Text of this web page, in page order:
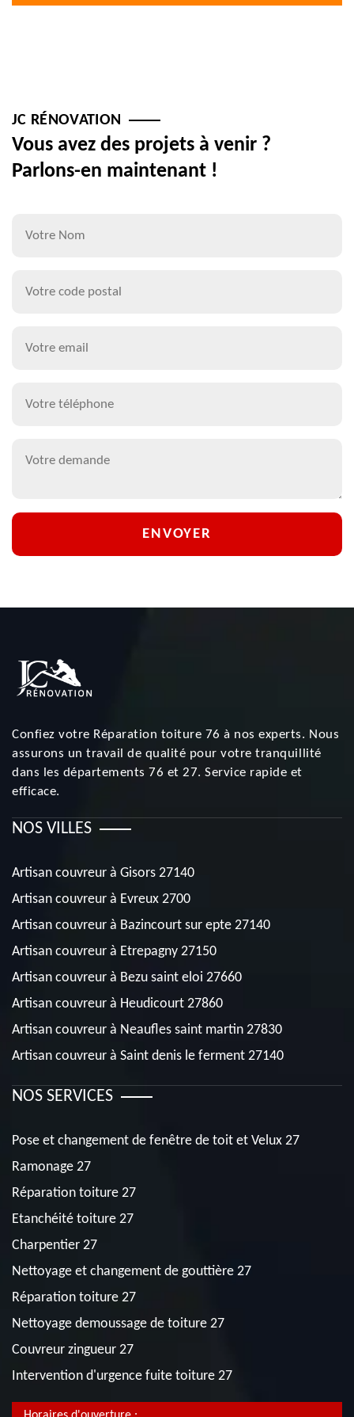
JC RÉNOVATION
Vous avez des projets à venir ?
Parlons-en maintenant !
Confiez votre Réparation toiture 76 à nos experts. Nous
assurons un travail de qualité pour votre tranquillité
dans les départements 76 et 27. Service rapide et
efficace.
NOS VILLES
Artisan couvreur à Gisors 27140
Artisan couvreur à Evreux 2700
Artisan couvreur à Bazincourt sur epte 27140
Artisan couvreur à Etrepagny 27150
Artisan couvreur à Bezu saint eloi 27660
Artisan couvreur à Heudicourt 27860
Artisan couvreur à Neaufles saint martin 27830
Artisan couvreur à Saint denis le ferment 27140
NOS SERVICES
Pose et changement de fenêtre de toit et Velux 27
Ramonage 27
Réparation toiture 27
Etanchéité toiture 27
Charpentier 27
Nettoyage et changement de gouttière 27
Réparation toiture 27
Nettoyage demoussage de toiture 27
Couvreur zingueur 27
Intervention d'urgence fuite toiture 27